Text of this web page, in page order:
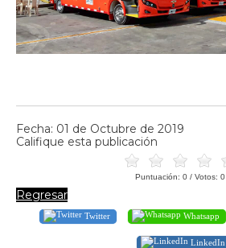
Fecha: 01 de Octubre de 2019
Califique esta publicación
Puntuación: 0 / Votos: 0
Regresar
Twitter Whatsapp
LinkedIn